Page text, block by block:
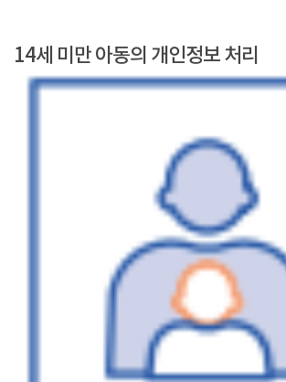
14세 미만 아동의 개인정보 처리